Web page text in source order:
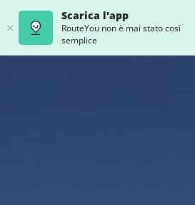
Scarica l'app
RouteYou non è mai stato così
semplice